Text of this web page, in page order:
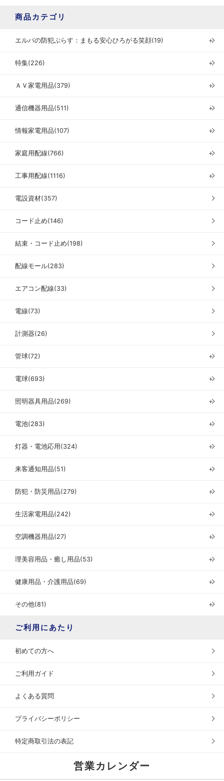
商品カテゴリ
エルパの防犯ぷらす：まもる安心ひろがる笑顔(19) ＋
特集(226) ＋
ＡＶ家電用品(379) ＋
通信機器用品(511) ＋
情報家電用品(107) ＋
家庭用配線(766) ＋
工事用配線(1116) ＋
電設資材(357)
コード止め(146)
結束・コード止め(198)
配線モール(283)
エアコン配線(33)
電線(73)
計測器(26)
管球(72) ＋
電球(693) ＋
照明器具用品(269) ＋
電池(283) ＋
灯器・電池応用(324) ＋
来客通知用品(51) ＋
防犯・防災用品(279) ＋
生活家電用品(242) ＋
空調機器用品(27) ＋
理美容用品・癒し用品(53) ＋
健康用品・介護用品(69) ＋
その他(81) ＋
ご利用にあたり
初めての方へ
ご利用ガイド
よくある質問
プライバシーポリシー
特定商取引法の表記
営業カレンダー